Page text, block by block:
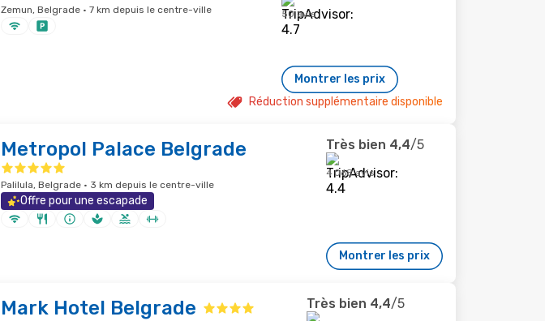
Zemun, Belgrade · 7 km depuis le centre-ville 50 avis
Montrer les prix
Réduction supplémentaire disponible
Metropol Palace Belgrade
Palilula, Belgrade · 3 km depuis le centre-ville
Offre pour une escapade
Très bien 4,4/5
4 068 avis
Montrer les prix
Mark Hotel Belgrade Très bien 4,4/5